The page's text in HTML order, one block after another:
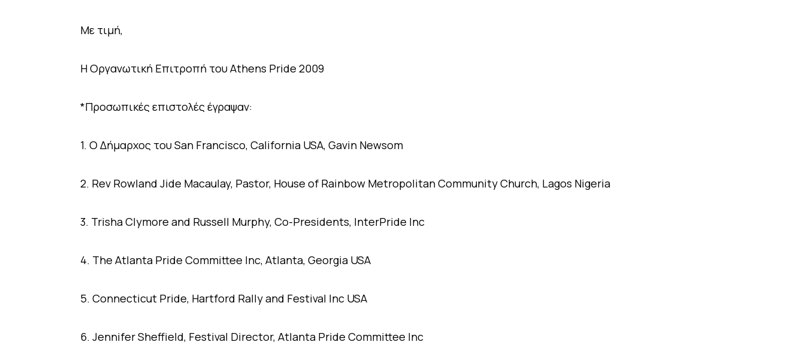
Με τιμή,
Η Οργανωτική Επιτροπή του Αthens Pride 2009
*Προσωπικές επιστολές έγραψαν:
1. O Δήμαρχος του San Francisco, California USA, Gavin Newsom
2. Rev Rowland Jide Macaulay, Pastor, House of Rainbow Metropolitan Community Church, Lagos Nigeria
3. Trisha Clymore and Russell Murphy, Co-Presidents, InterPride Inc
4. The Atlanta Pride Committee Inc, Atlanta, Georgia USA
5. Connecticut Pride, Hartford Rally and Festival Inc USA
6. Jennifer Sheffield, Festival Director, Atlanta Pride Committee Inc